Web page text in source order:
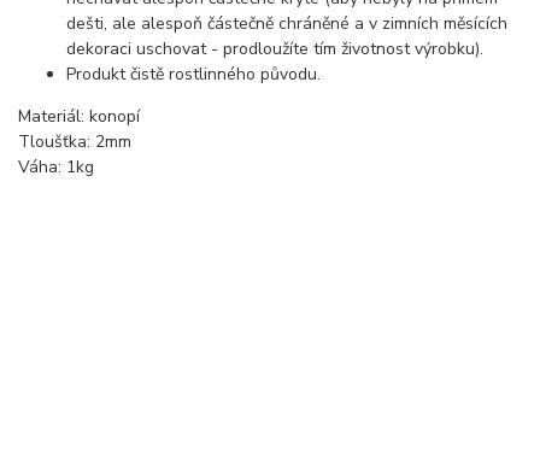
dešti, ale alespoň částečně chráněné a v zimních měsících
dekoraci uschovat - prodloužíte tím životnost výrobku).
Produkt čistě rostlinného původu.
Materiál: konopí
Tloušťka: 2mm
Váha: 1kg